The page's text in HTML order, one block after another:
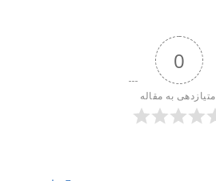
0
امتیازدهی به مقاله